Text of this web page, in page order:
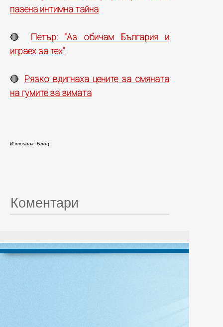
пазена интимна тайна
🔴 Петър: "Аз обичам България и
играех за тех"
🔴 Рязко вдигнаха цените за смяната
на гумите за зимата
Източник: Блиц
Коментари